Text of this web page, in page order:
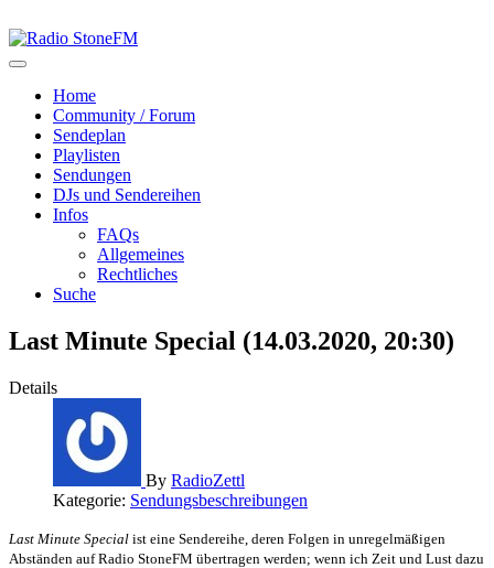
Home
Community / Forum
Sendeplan
Playlisten
Sendungen
DJs und Sendereihen
Infos
FAQs
Allgemeines
Rechtliches
Suche
Last Minute Special (14.03.2020, 20:30)
Details
By RadioZettl
Kategorie: Sendungsbeschreibungen
Last Minute Special ist eine Sendereihe, deren Folgen in unregelmäßigen
Abständen auf Radio StoneFM übertragen werden; wenn ich Zeit und Lust dazu